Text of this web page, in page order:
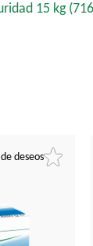
15 kg
deseos